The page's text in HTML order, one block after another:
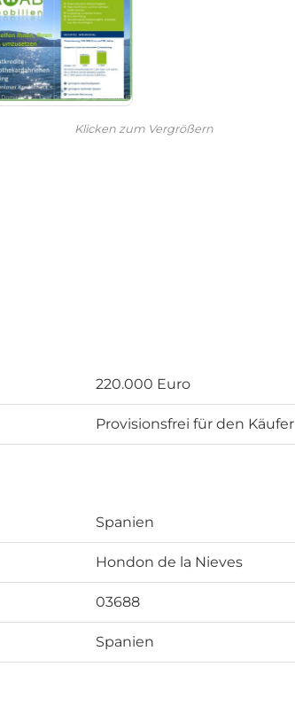
Klicken zum Vergrößern
220.000 Euro
Provisionsfrei für den Käufer
Spanien
Hondon de la Nieves
03688
Spanien